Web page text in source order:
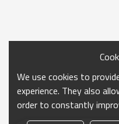
We use cookies to
experience. They also
order to constantly